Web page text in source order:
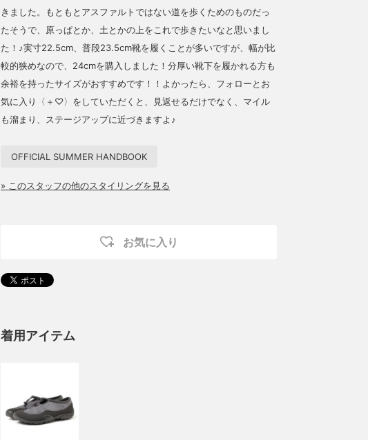
きました。もともとアスファルトではない道を歩くためのものだっ
たそうで、原っぱとか、土とかの上をこれで歩きたいなと思いまし
た！♪実寸22.5cm、普段23.5cm靴を履くことが多いですが、幅が比
較的狭めなので、24cmを購入しました！分厚い靴下を履かれる方も
余裕を持ったサイズがおすすめです！！よかったら、フォローとお
気に入り〈＋♡〉をしていただくと、見返せるだけでなく、マイル
も溜まり、ステージアップに近づきますよ♪
OFFICIAL SUMMER HANDBOOK
» このスタッフの他のスタイリングを見る
お気に入り
着用アイテム